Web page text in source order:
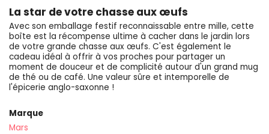
La star de votre chasse aux œufs
Avec son emballage festif reconnaissable entre mille, cette
boîte est la récompense ultime à cacher dans le jardin lors
de votre grande chasse aux œufs. C'est également le
cadeau idéal à offrir à vos proches pour partager un
moment de douceur et de complicité autour d'un grand mug
de thé ou de café. Une valeur sûre et intemporelle de
l'épicerie anglo-saxonne !
Marque
Mars